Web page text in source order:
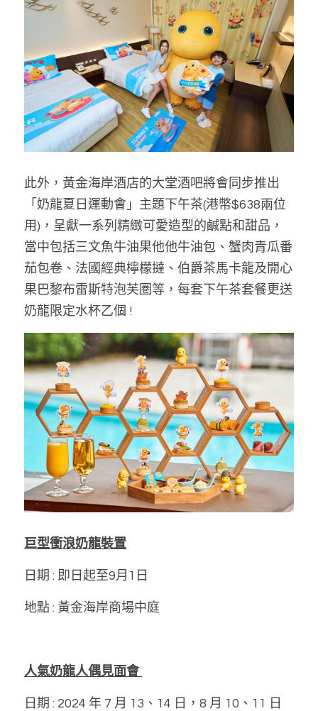
此外，黃金海岸酒店的大堂酒吧將會同步推出
「奶龍夏日運動會」主題下午茶(港幣$638兩位
用)，呈獻一系列精緻可愛造型的鹹點和甜品，
當中包括三文魚牛油果他他牛油包、蟹肉青瓜番
茄包卷、法國經典檸檬撻、伯爵茶馬卡龍及開心
果巴黎布雷斯特泡芙圏等，每套下午茶套餐更送
奶龍限定水杯乙個 !
巨型衝浪奶龍裝置
日期 : 即日起至9月1日
地點 : 黃金海岸商場中庭
人氣奶龍人偶見面會
日期 : 2024 年 7 月 13、14 日，8 月 10、11 日